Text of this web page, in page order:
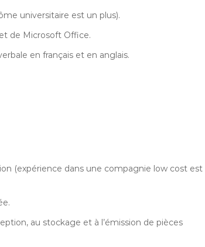
universitaire est un plus).
de Microsoft Office.
en français et en anglais.
(expérience dans une compagnie low cost est
au stockage et à l’émission de pièces